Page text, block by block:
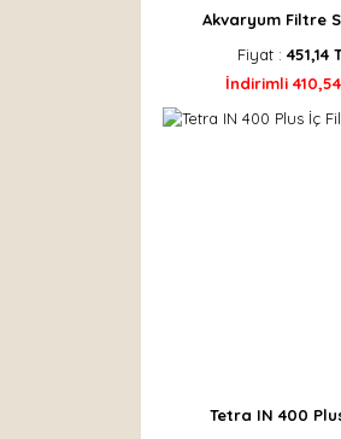
Akvaryum Filtre
Fiyat : 451,14
İndirimli
Tetra IN 400